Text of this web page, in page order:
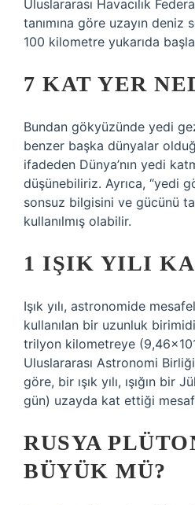
Uluslararası Havacılık
tanımına göre uzayın deniz
100 kilometre yukarıda
7 KAT YER
Bundan gökyüzünde yedi
benzer başka dünyalar
ifadeden Dünya’nın yedi
düşünebiliriz. Ayrıca, “yedi
sonsuz bilgisini ve gücünü
kullanılmış olabilir.
1 IŞIK YILI
Işık yılı, astronomide
kullanılan bir uzunluk
trilyon kilometreye
Uluslararası Astronomi
göre, bir ışık yılı, ışığın bir
gün) uzayda kat ettiği
RUSYA
BÜYÜK MÜ?